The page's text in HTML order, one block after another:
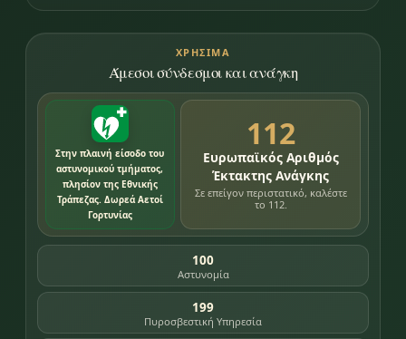
ΧΡΉΣΙΜΑ
Άμεσοι σύνδεσμοι και ανάγκη
Στην πλαινή είσοδο του
αστυνομικού τμήματος,
πλησίον της Εθνικής
Τράπεζας. Δωρεά Αετοί
Γορτυνίας
112
Ευρωπαϊκός Αριθμός
Έκτακτης Ανάγκης
Σε επείγον περιστατικό, καλέστε
το 112.
100
Αστυνομία
199
Πυροσβεστική Υπηρεσία